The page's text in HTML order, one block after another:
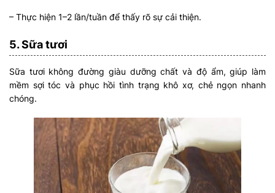
– Thực hiện 1–2 lần/tuần để thấy rõ sự cải thiện.
5. Sữa tươi
Sữa tươi không đường giàu dưỡng chất và độ ẩm, giúp làm
mềm sợi tóc và phục hồi tình trạng khô xơ, chẻ ngọn nhanh
chóng.